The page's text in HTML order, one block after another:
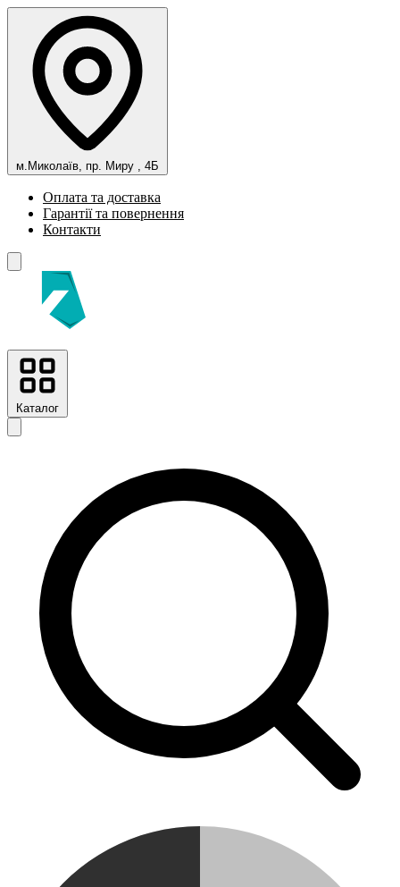
м.Миколаїв, пр. Миру , 4Б
Оплата та доставка
Гарантії та повернення
Контакти
Каталог